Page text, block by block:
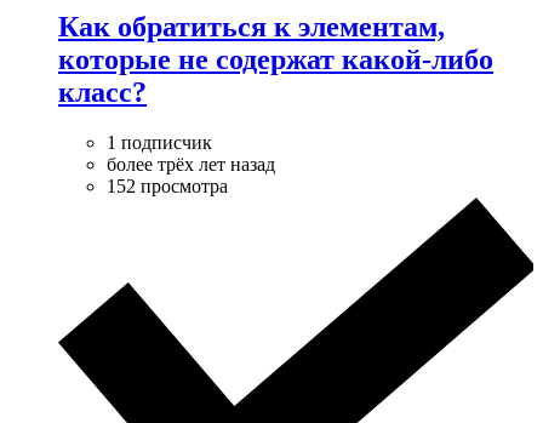
Как обратиться к элементам,
которые не содержат какой-либо
класс?
1 подписчик
более трёх лет назад
152 просмотра